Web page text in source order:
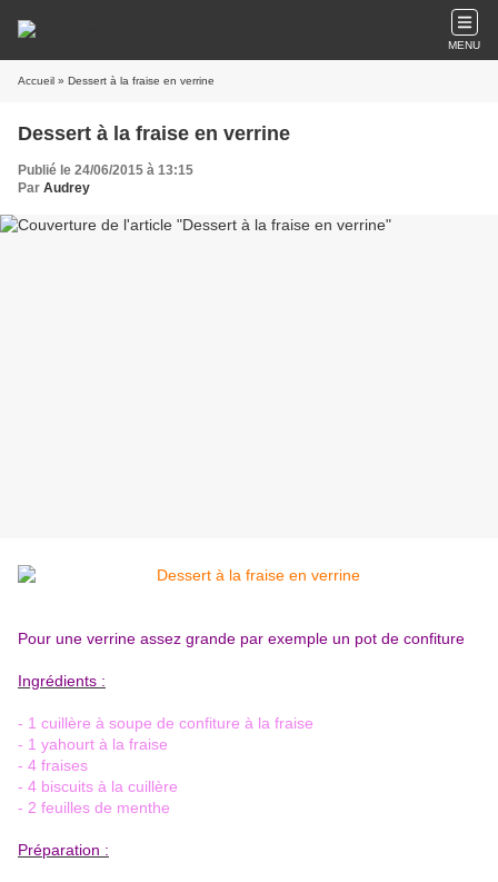
MENU
Accueil » Dessert à la fraise en verrine
Dessert à la fraise en verrine
Publié le 24/06/2015 à 13:15
Par Audrey
Pour une verrine assez grande par exemple un pot de confiture
Ingrédients :
- 1 cuillère à soupe de confiture à la fraise
- 1 yahourt à la fraise
- 4 fraises
- 4 biscuits à la cuillère
- 2 feuilles de menthe
Préparation :